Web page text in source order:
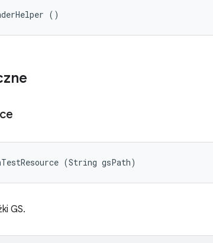
()
(String gsPath)
GS.